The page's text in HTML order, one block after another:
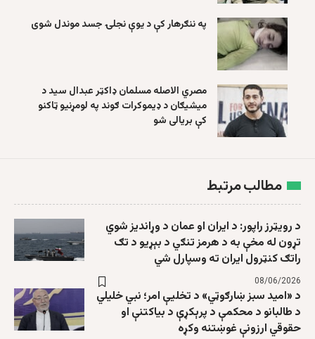
په ننګرهار کې د یوې نجلۍ جسد موندل شوی
مصري الاصله مسلمان ډاکټر عبدال سید د
میشیګان د ډیموکرات ګوند په لومړنیو ټاکنو
کې بریالی شو
مطالب مرتبط
د رویټرز راپور: د ایران او عمان د وړاندیز شوي
تړون له مخې به د هرمز تنګي د بېړیو د تګ
راتګ کنټرول ایران ته وسپارل شي
08/06/2026
د «امید سبز ښارګوټي» د تخلیې امر؛ نبي خلیلي
د طالبانو د محکمې د پرېکړې د بیاکتنې او
حقوقي ارزونې غوښتنه وکړه